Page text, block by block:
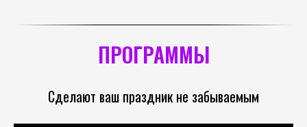
ПРОГРАММЫ
Сделают ваш праздник не забываемым